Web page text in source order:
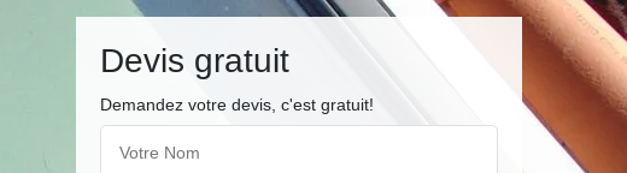
Devis gratuit
Demandez votre devis, c'est gratuit!